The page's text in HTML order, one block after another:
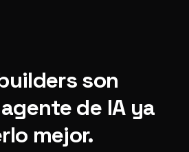
son
de IA ya
mejor.